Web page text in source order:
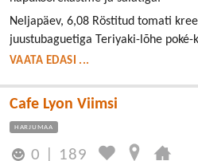
Neljapäev, 6,08 Röstitud tomati
juustubaguetiga Teriyaki-lõhe poké-
VAATA EDASI ...
Cafe Lyon Viimsi
HARJUMAA
0 189